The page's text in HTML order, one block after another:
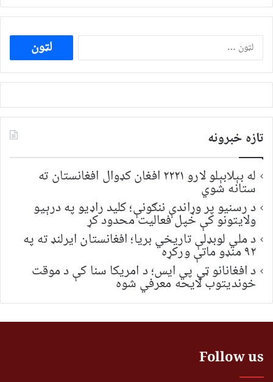
ددی
لپاره
لټون:
تازه خبرونه
له بېلابېلو لارو ۲۲۲۱ افغان کډوال افغانستان ته
ستانه شوي
د رسنیو پر وړاندې ننګونې؛ کلید راډیو په درېیو
ولایتونو کې خپل فعالیت محدود کړ
د ملي لوبډلې تاریخي بریا؛ افغانستان ایرلنډ ته په
۹۲ منډو ماتې ورکړه
د افغانانو ټي پي ایس؛ د امریکا سنا کې د موقت
خونديتوب لایحه معرفي شوه
Follow us